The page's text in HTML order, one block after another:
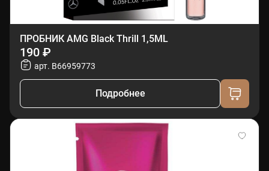
ПРОБНИК AMG Black Thrill 1,5ML
190 ₽
арт. B66959773
Подробнее